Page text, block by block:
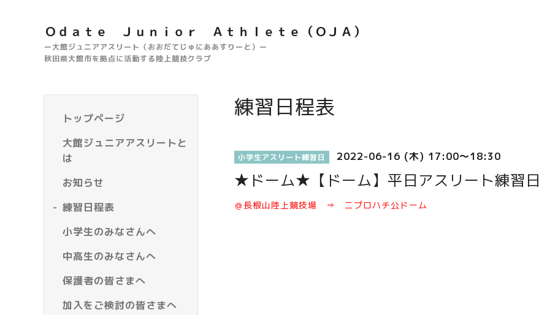
Ｏｄａｔｅ Ｊｕｎｉｏｒ Ａｔｈｌｅｔｅ（ＯＪＡ）
ー大館ジュニアアスリート（おおだてじゅにああすりーと）ー
秋田県大館市を拠点に活動する陸上競技クラブ
トップページ
大館ジュニアアスリートと
は
お知らせ
練習日程表
小学生のみなさんへ
中高生のみなさんへ
保護者の皆さまへ
加入をご検討の皆さまへ
練習日程表
小学生アスリート練習日 2022-06-16 (木) 17:00～18:30
★ドーム★【ドーム】平日アスリート練習日
＠長根山陸上競技場 ⇒ ニプロハチ公ドーム